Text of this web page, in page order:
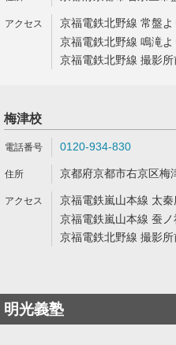
京福電鉄北野線 常盤
京福電鉄北野線 鳴滝
京福電鉄北野線 撮影
梅津校
0120-934-830
京都府京都市右京区梅
京福電鉄嵐山本線 太
京福電鉄嵐山本線 蚕
京福電鉄北野線 撮影
明光義塾